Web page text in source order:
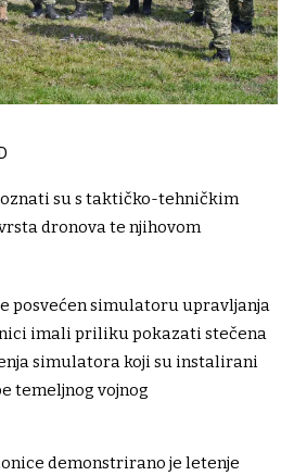
su s taktičko-tehničkim
dronova te njihovom
posvećen simulatoru upravljanja
imali priliku pokazati stečena
simulatora koji su instalirani
temeljnog vojnog
demonstrirano je letenje